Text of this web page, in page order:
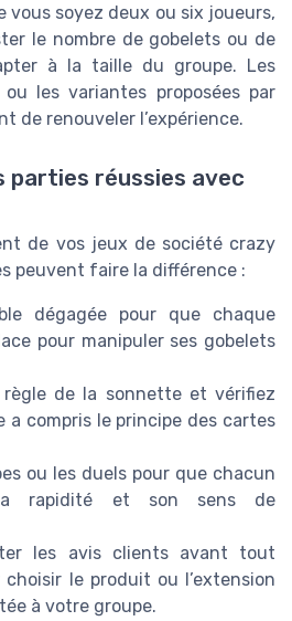
vous soyez deux ou six joueurs,
le nombre de gobelets ou de
à la taille du groupe. Les
les variantes proposées par
de renouveler l’expérience.
parties réussies avec
de vos jeux de société crazy
peuvent faire la différence :
dégagée pour que chaque
pour manipuler ses gobelets
règle de la sonnette et vérifiez
a compris le principe des cartes
ou les duels pour que chacun
rapidité et son sens de
les avis clients avant tout
le produit ou l’extension
à votre groupe.